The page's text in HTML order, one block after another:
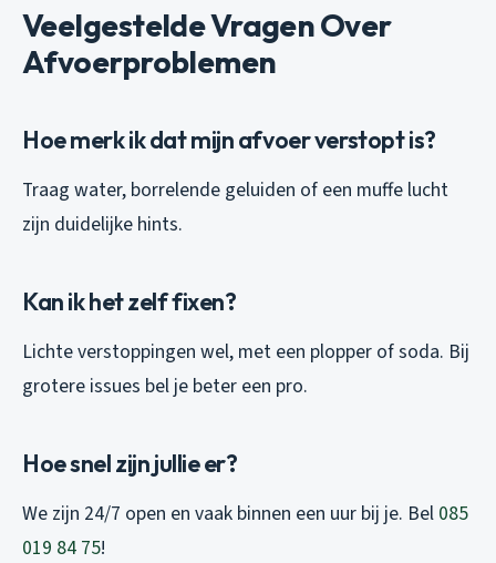
Veelgestelde Vragen Over
Afvoerproblemen
Hoe merk ik dat mijn afvoer verstopt is?
Traag water, borrelende geluiden of een muffe lucht
zijn duidelijke hints.
Kan ik het zelf fixen?
Lichte verstoppingen wel, met een plopper of soda. Bij
grotere issues bel je beter een pro.
Hoe snel zijn jullie er?
We zijn 24/7 open en vaak binnen een uur bij je. Bel 085
019 84 75!